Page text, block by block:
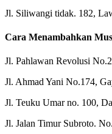
Jl. Siliwangi tidak. 182,
Cara Menambahkan
Jl. Pahlawan Revolusi
Jl. Ahmad Yani No.174,
Jl. Teuku Umar no. 100,
Jl. Jalan Timur Subroto.